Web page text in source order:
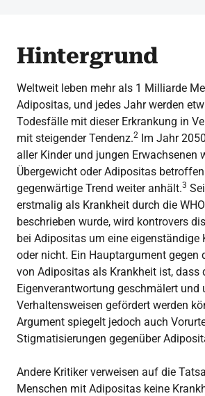
Hintergrund
Weltweit leben mehr als 1 Milliarde
Adipositas, und jedes Jahr werden
Todesfälle mit dieser Erkrankung in
mit steigender Tendenz.2 Im Jahr
aller Kinder und jungen Erwachsenen
Übergewicht oder Adipositas
gegenwärtige Trend weiter anhält.3
erstmalig als Krankheit durch die
beschrieben wurde, wird kontrovers
bei Adipositas um eine eigenständige
oder nicht. Ein Hauptargument gegen
von Adipositas als Krankheit ist, dass
Eigenverantwortung geschmälert und
Verhaltensweisen gefördert werden
Argument spiegelt jedoch auch
Stigmatisierungen gegenüber
Andere Kritiker verweisen auf die
Menschen mit Adipositas keine